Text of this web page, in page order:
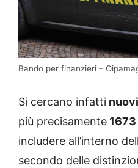
Bando per finanzieri –
Si cercano infatti
più precisamente
includere all’interno
secondo delle